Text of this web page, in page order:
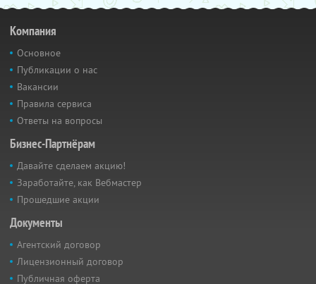
Компания
Основное
Публикации о нас
Вакансии
Правила сервиса
Ответы на вопросы
Бизнес-Партнёрам
Давайте сделаем акцию!
Заработайте, как Вебмастер
Прошедшие акции
Документы
Агентский договор
Лицензионный договор
Публичная оферта